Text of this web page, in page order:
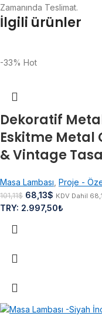
Zamanında Teslimat.
İlgili ürünler
-33% Hot
Dekoratif
Eskitme Metal
& Vintage
Masa Lambası Proje -
101,11$ 68,13$ KDV Dahil
TRY: 2.997,50₺